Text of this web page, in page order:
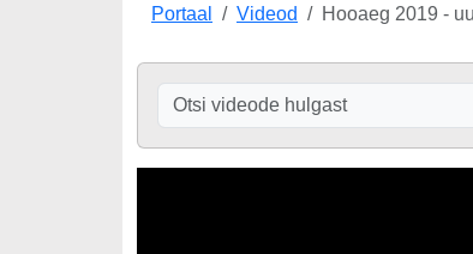
Portaal Videod Hooaeg 2019 -